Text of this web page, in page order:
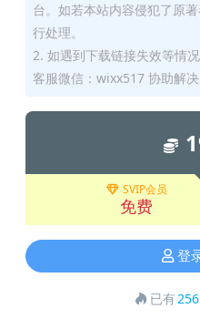
台。如若本站内容侵犯了原
行处理。
2. 如遇到下载链接失效等情
客服微信：wixx517 协助解决
SVIP会员
免费
登
已有